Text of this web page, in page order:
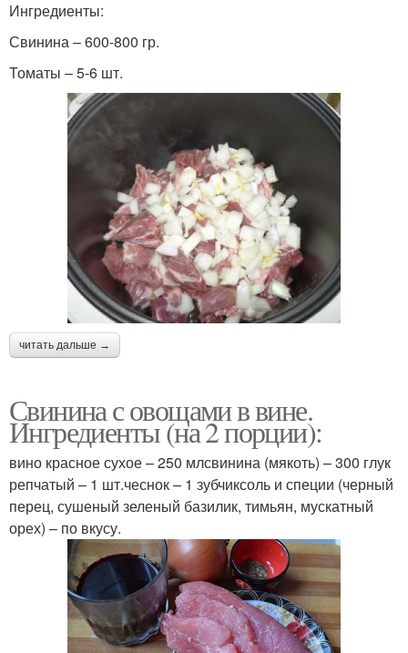
Ингредиенты:
Свинина – 600-800 гр.
Томаты – 5-6 шт.
читать дальше →
Свинина с овощами в вине.
Ингредиенты (на 2 порции):
вино красное сухое – 250 млсвинина (мякоть) – 300 глук
репчатый – 1 шт.чеснок – 1 зубчиксоль и специи (черный
перец, сушеный зеленый базилик, тимьян, мускатный
орех) – по вкусу.